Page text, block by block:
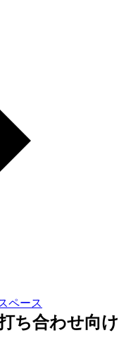
ペース
ち合わせ向け